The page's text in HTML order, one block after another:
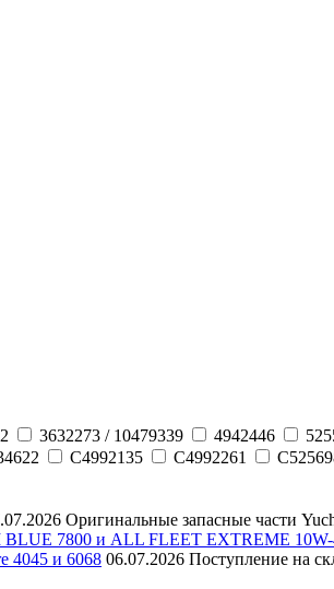
3632273 / 10479339 4942446
C4992135 C4992261
Оригинальные запасные части
BLUE 7800 и ALL FLEET EXTREME
4045 и 6068 06.07.2026 Поступление на